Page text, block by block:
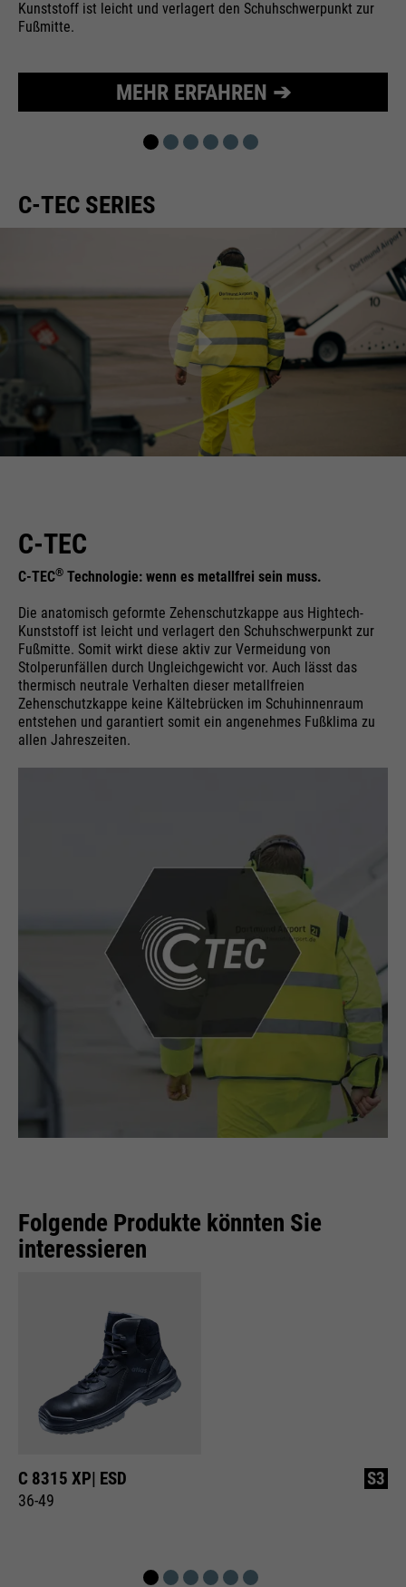
Zweck
Wird zur Begrenzung der Request-
_fbp
Laufzeit
24 Monate
Wird für das Facebook Pixel
Kunststoff ist leicht und verlagert den Schuhschwerpunkt zur
Fußmitte.
MEHR ERFAHREN ➔
C-TEC SERIES
C-TEC
C-TEC® Technologie: wenn es metallfrei sein muss.
Die anatomisch geformte Zehenschutzkappe aus Hightech-
Kunststoff ist leicht und verlagert den Schuhschwerpunkt zur
Fußmitte. Somit wirkt diese aktiv zur Vermeidung von
Stolperunfällen durch Ungleichgewicht vor. Auch lässt das
thermisch neutrale Verhalten dieser metallfreien
Zehenschutzkappe keine Kältebrücken im Schuhinnenraum
entstehen und garantiert somit ein angenehmes Fußklima zu
allen Jahreszeiten.
Folgende Produkte könnten Sie
interessieren
C 8315 XP| ESD
36-49
S3